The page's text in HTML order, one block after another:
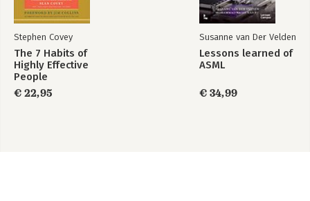
Stephen Covey
The 7 Habits of
Highly Effective
People
€ 22,95
Susanne van Der Velden
Lessons learned of
ASML
€ 34,99